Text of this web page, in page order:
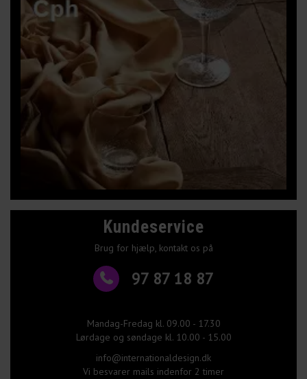
Kundeservice
Brug for hjælp, kontakt os på
97 87 18 87
Mandag-Fredag kl. 09.00 - 17.30
Lørdage og søndage kl. 10.00 - 15.00
info@internationaldesign.dk
Vi besvarer mails indenfor 2 timer